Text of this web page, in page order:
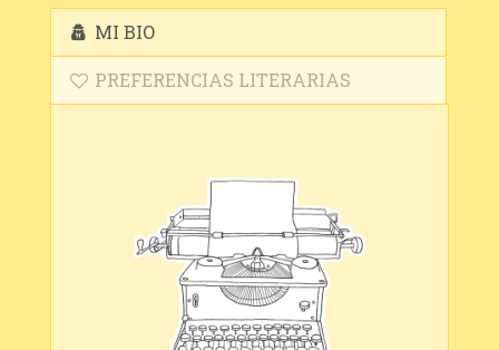
MI BIO
PREFERENCIAS LITERARIAS